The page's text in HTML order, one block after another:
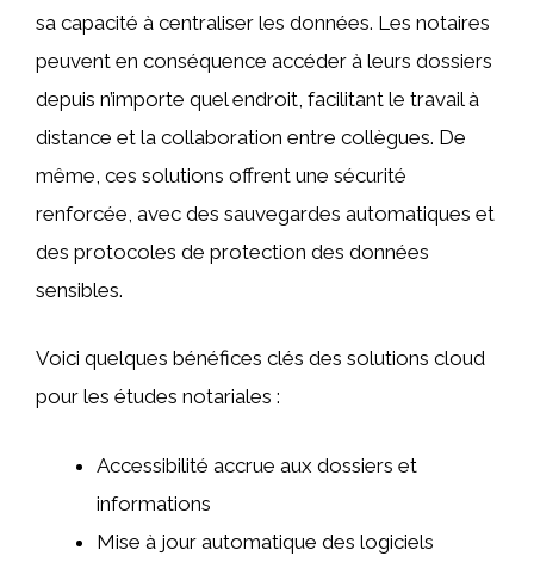
sa capacité à centraliser les données. Les notaires
peuvent en conséquence accéder à leurs dossiers
depuis n’importe quel endroit, facilitant le travail à
distance et la collaboration entre collègues. De
même, ces solutions offrent une sécurité
renforcée, avec des sauvegardes automatiques et
des protocoles de protection des données
sensibles.
Voici quelques bénéfices clés des solutions cloud
pour les études notariales :
Accessibilité accrue aux dossiers et
informations
Mise à jour automatique des logiciels